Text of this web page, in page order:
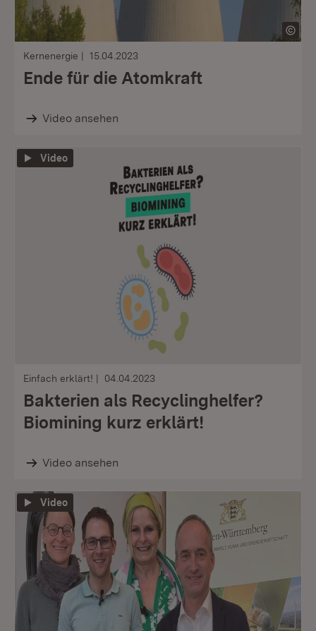
Kernenergie 15.04.2023
Ende für die Atomkraft
Video ansehen
Video
Einfach erklärt! 04.04.2023
Bakterien als Recyclinghelfer?
Biomining kurz erklärt!
Video ansehen
Video